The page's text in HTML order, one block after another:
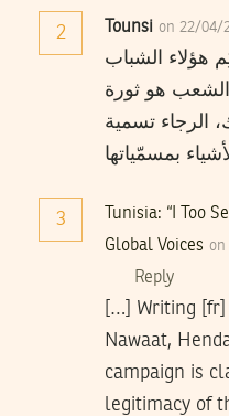
2 Tounsi on 22/04/
هؤلاء الشباب
الشعب هو ثورة
الرجاء تسمية
3
Tunisia: “I Too
Global Voices
Reply
[…] Writing
Nawaat,
campaign is
legitimacy of